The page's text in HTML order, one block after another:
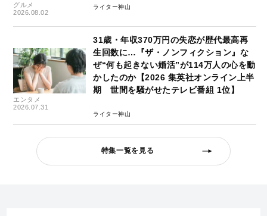
グルメ
2026.08.02
ライター神山
エンタメ
2026.07.31
31歳・年収370万円の失恋が歴代最高再
生回数に…『ザ・ノンフィクション』な
ぜ“何も起きない婚活”が114万人の心を動
かしたのか【2026 集英社オンライン上半
期 世間を騒がせたテレビ番組 1位】
ライター神山
特集一覧を見る